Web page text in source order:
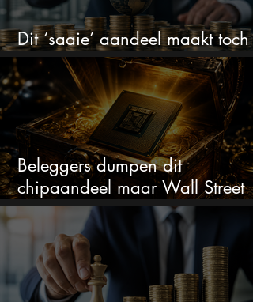
Dit ‘saaie’ aandeel maakt toch
bizar veel winst
Beleggers dumpen dit
chipaandeel maar Wall Street
ziet een zeldzame koopkans